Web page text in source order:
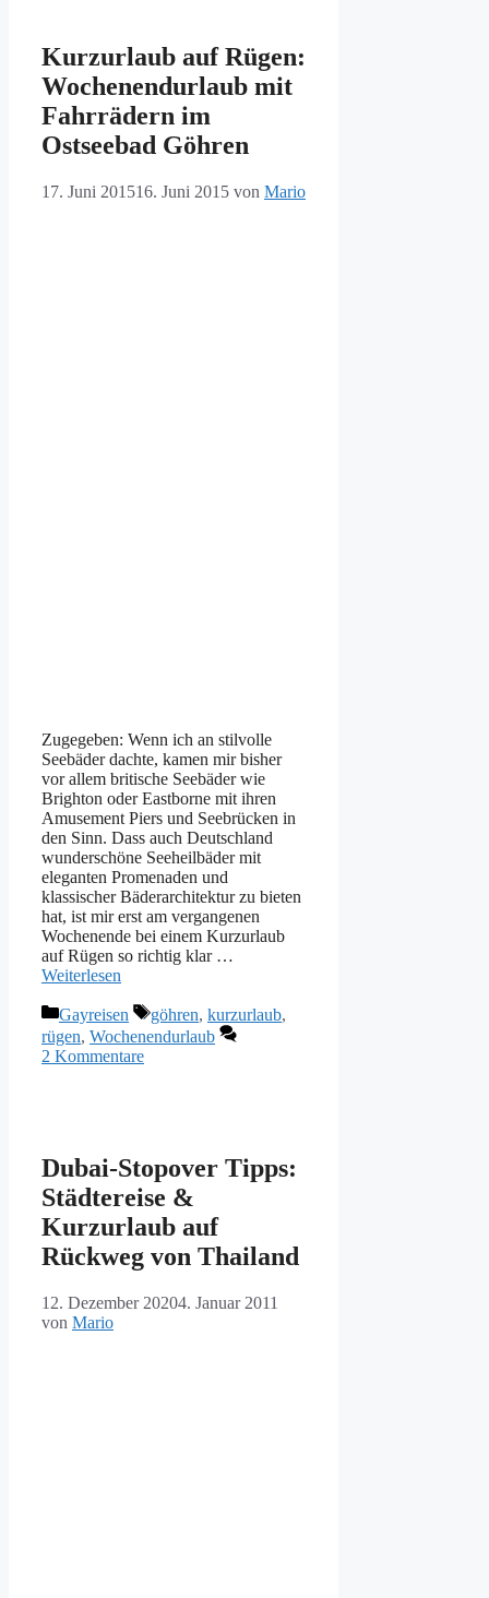
Kurzurlaub auf Rügen:
Wochenendurlaub mit
Fahrrädern im
Ostseebad Göhren
17. Juni 201516. Juni 2015 von Mario
Zugegeben: Wenn ich an stilvolle
Seebäder dachte, kamen mir bisher
vor allem britische Seebäder wie
Brighton oder Eastborne mit ihren
Amusement Piers und Seebrücken in
den Sinn. Dass auch Deutschland
wunderschöne Seeheilbäder mit
eleganten Promenaden und
klassischer Bäderarchitektur zu bieten
hat, ist mir erst am vergangenen
Wochenende bei einem Kurzurlaub
auf Rügen so richtig klar …
Weiterlesen
Kategorien
Gayreisen Schlagwörter
göhren, kurzurlaub,
rügen, Wochenendurlaub
2 Kommentare
Dubai-Stopover Tipps:
Städtereise &
Kurzurlaub auf
Rückweg von Thailand
12. Dezember 20204. Januar 2011
von Mario